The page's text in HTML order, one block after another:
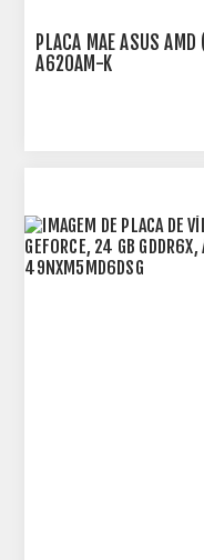
PLACA MAE ASUS
A620AM-K